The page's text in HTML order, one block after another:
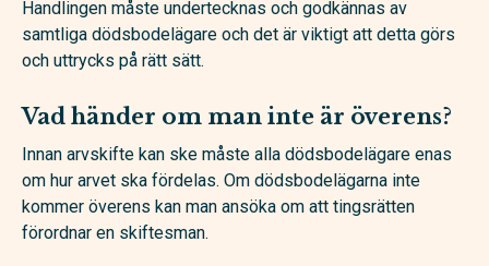
Handlingen måste undertecknas och godkännas av
samtliga dödsbodelägare och det är viktigt att detta görs
och uttrycks på rätt sätt.
Vad händer om man inte är överens?
Innan arvskifte kan ske måste alla dödsbodelägare enas
om hur arvet ska fördelas. Om dödsbodelägarna inte
kommer överens kan man ansöka om att tingsrätten
förordnar en skiftesman.